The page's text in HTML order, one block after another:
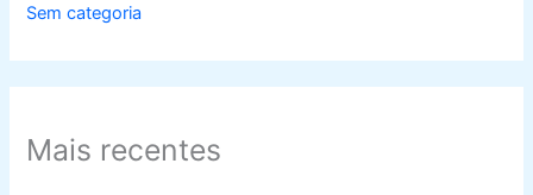
Sem categoria
Mais recentes